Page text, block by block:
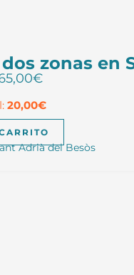
zonas en
€El
actual
es:
165,00€.
20,00€
Adrià del Besòs